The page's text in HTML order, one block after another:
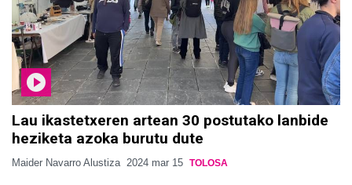
Lau ikastetxeren artean 30 postutako lanbide
heziketa azoka burutu dute
Maider Navarro Alustiza 2024 mar 15 TOLOSA